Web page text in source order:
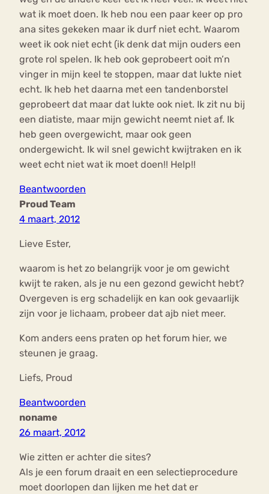
wat ik moet doen. Ik heb nou een paar keer op pro
ana sites gekeken maar ik durf niet echt. Waarom
weet ik ook niet echt (ik denk dat mijn ouders een
grote rol spelen. Ik heb ook geprobeert ooit m’n
vinger in mijn keel te stoppen, maar dat lukte niet
echt. Ik heb het daarna met een tandenborstel
geprobeert dat maar dat lukte ook niet. Ik zit nu bij
een diatiste, maar mijn gewicht neemt niet af. Ik
heb geen overgewicht, maar ook geen
ondergewicht. Ik wil snel gewicht kwijtraken en ik
weet echt niet wat ik moet doen!! Help!!
Beantwoorden
Proud Team
4 maart, 2012
Lieve Ester,
waarom is het zo belangrijk voor je om gewicht
kwijt te raken, als je nu een gezond gewicht hebt?
Overgeven is erg schadelijk en kan ook gevaarlijk
zijn voor je lichaam, probeer dat ajb niet meer.
Kom anders eens praten op het forum hier, we
steunen je graag.
Liefs, Proud
Beantwoorden
noname
26 maart, 2012
Wie zitten er achter die sites?
Als je een forum draait en een selectieprocedure
moet doorlopen dan lijken me het dat er